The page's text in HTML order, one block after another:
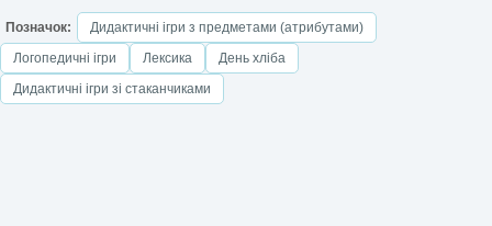
Позначок:
Дидактичні ігри з предметами (атрибутами)
Логопедичні ігри
Лексика
День хліба
Дидактичні ігри зі стаканчиками